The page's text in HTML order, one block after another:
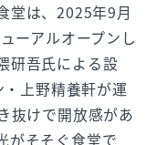
堂は、2025年9月
ーアルオープンし
研吾氏による設
上野精養軒が運
抜けで開放感があ
がそそぐ食堂で